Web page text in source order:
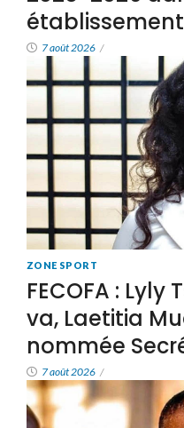
7 août 2026 /
ZONE SPORT
FECOFA :
va, Laetitia
nommée
7 août 2026 /